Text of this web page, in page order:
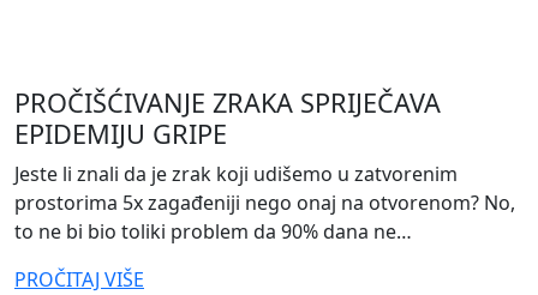
IZRAVNIJE
KOMUNICIRA
POVRATNE
INFORMACIJE
PROČIŠĆIVANJE ZRAKA SPRIJEČAVA
EPIDEMIJU GRIPE
Jeste li znali da je zrak koji udišemo u zatvorenim
prostorima 5x zagađeniji nego onaj na otvorenom? No,
to ne bi bio toliki problem da 90% dana ne…
PROČITAJ VIŠE